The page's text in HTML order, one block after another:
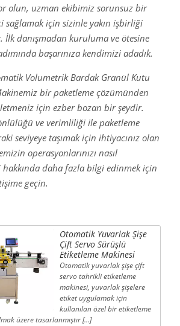
olun, uzman ekibimiz sorunsuz bir
sağlamak için sizinle yakın işbirliği
İlk danışmadan kuruluma ve ötesine
başarınıza kendimizi adadık.
Volumetrik Bardak Granül Kutu
bir paketleme çözümünden
için ezber bozan bir şeydir.
ve verimliliği ile paketleme
seviyeye taşımak için ihtiyacınız olan
operasyonlarınızı nasıl
daha fazla bilgi edinmek için
geçin.
Otomatik Yuvarlak Şişe
Çift Servo Sürüşlü
Etiketleme Makinesi
Otomatik yuvarlak şişe çift
servo tahrikli etiketleme
makinesi, yuvarlak şişelere
etiket uygulamak için
kullanılan özel bir etiketleme
üzere tasarlanmıştır […]